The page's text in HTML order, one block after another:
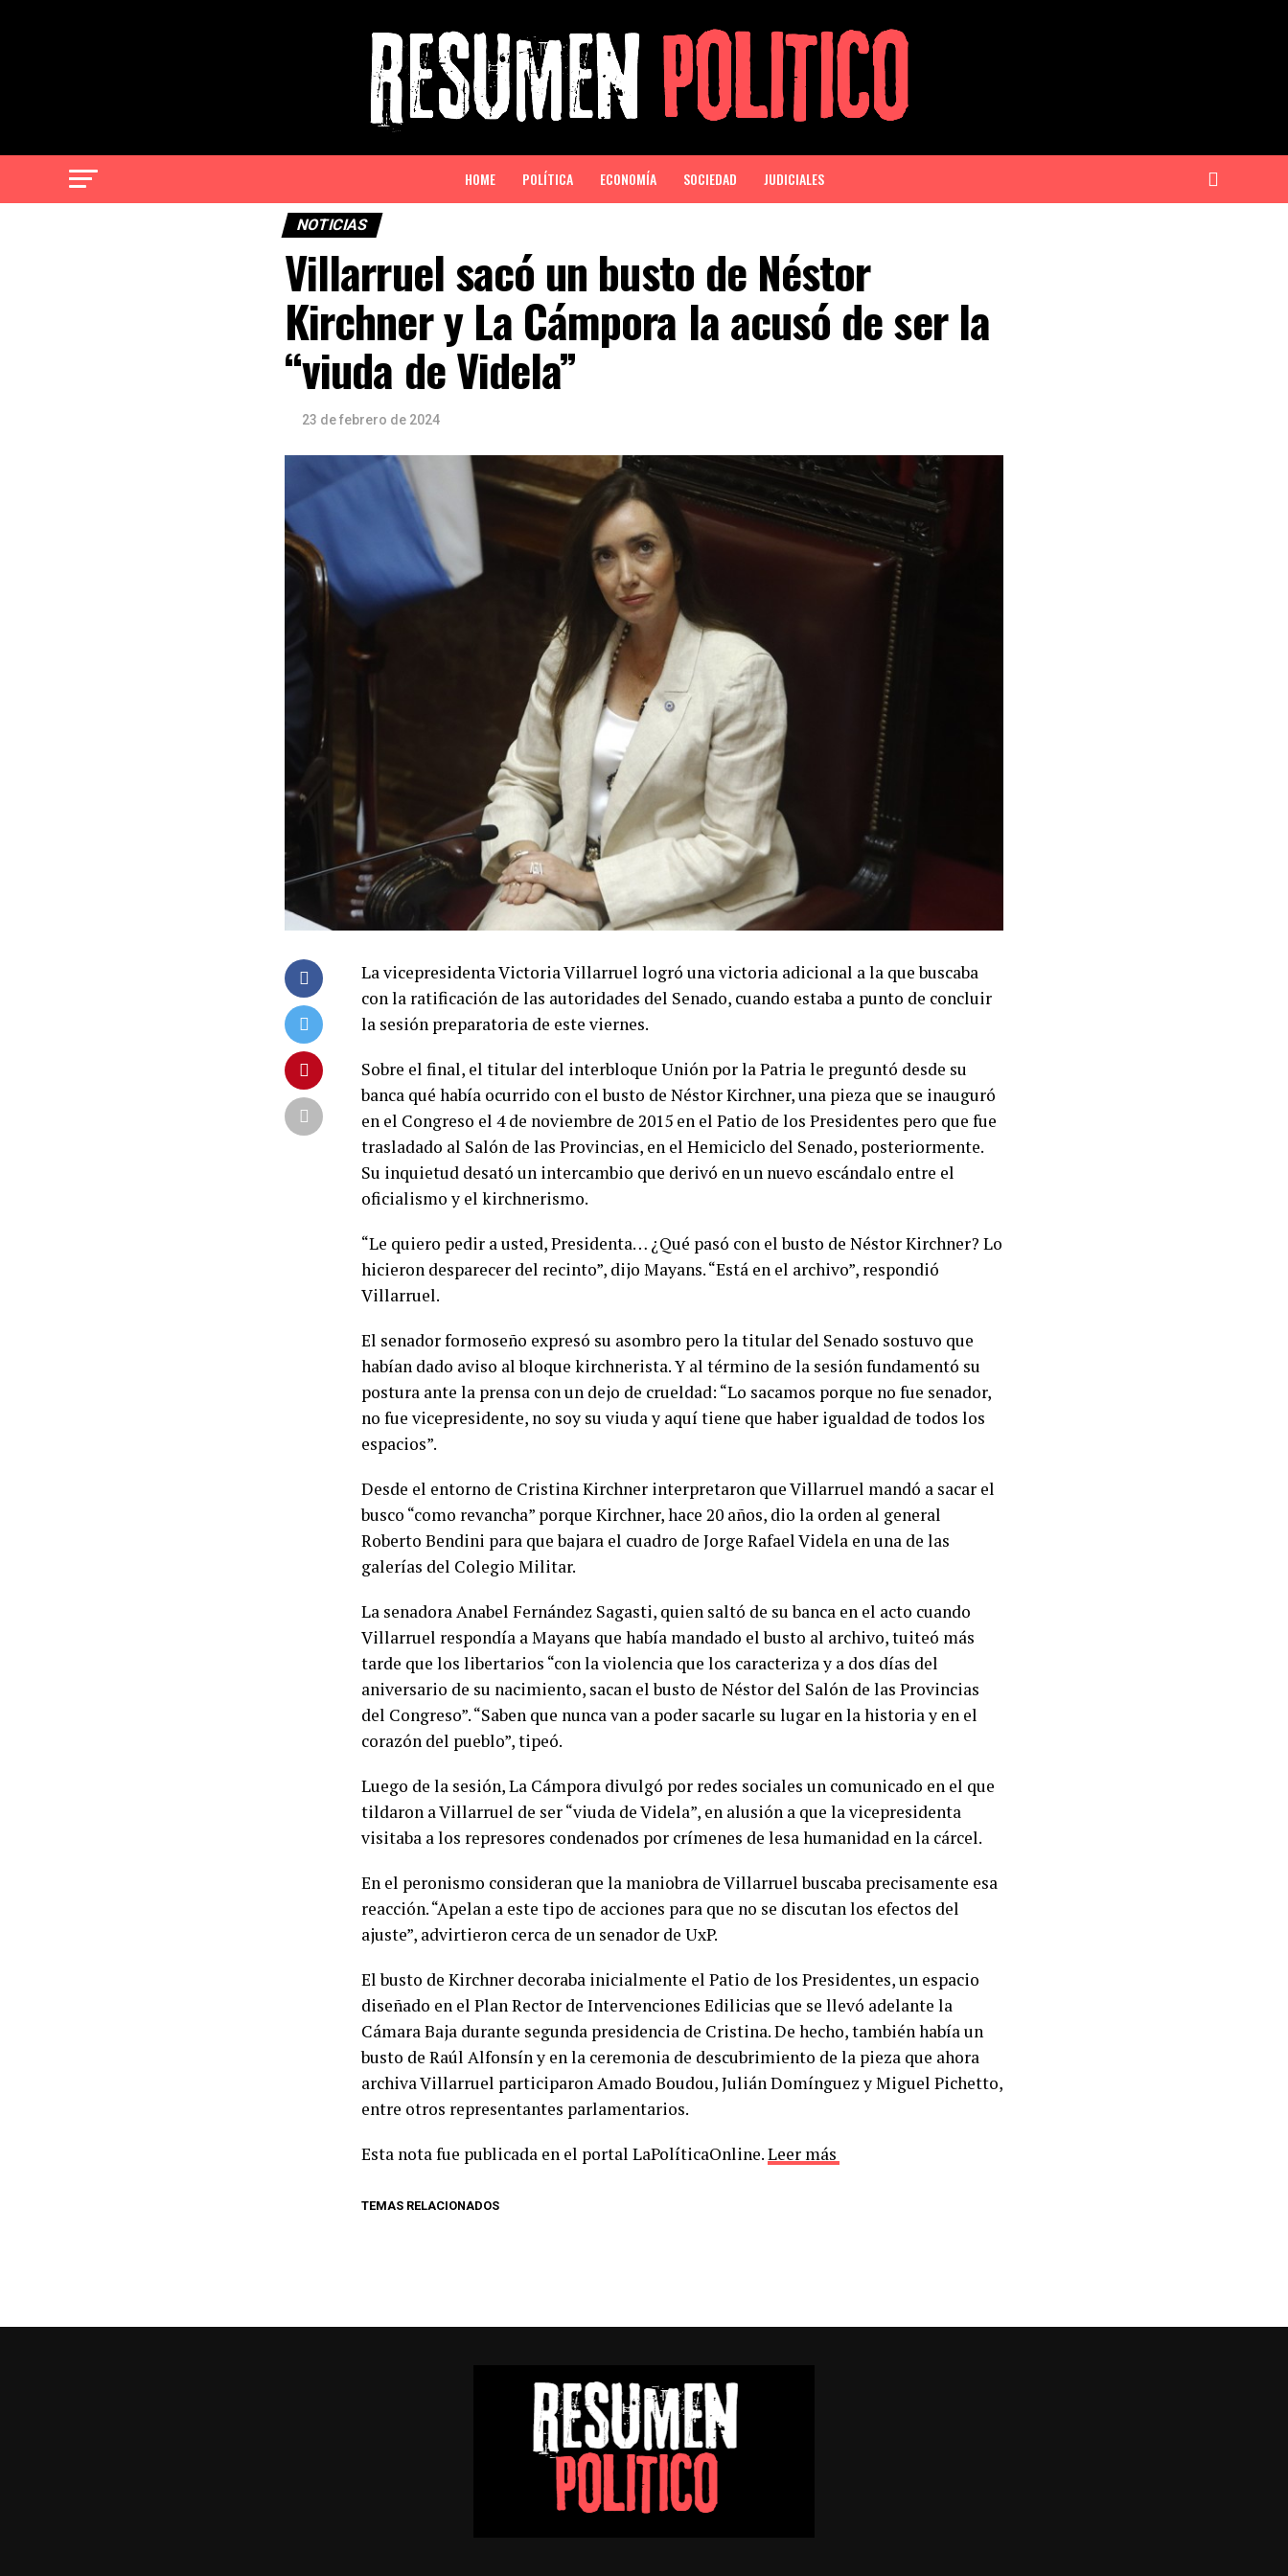
HOME POLÍTICA ECONOMÍA SOCIEDAD JUDICIALES
NOTICIAS
Villarruel sacó un busto de Néstor
Kirchner y La Cámpora la acusó de ser la
“viuda de Videla”
23 de febrero de 2024
La vicepresidenta Victoria Villarruel logró una victoria adicional a la que buscaba
con la ratificación de las autoridades del Senado, cuando estaba a punto de concluir
la sesión preparatoria de este viernes.
Sobre el final, el titular del interbloque Unión por la Patria le preguntó desde su
banca qué había ocurrido con el busto de Néstor Kirchner, una pieza que se inauguró
en el Congreso el 4 de noviembre de 2015 en el Patio de los Presidentes pero que fue
trasladado al Salón de las Provincias, en el Hemiciclo del Senado, posteriormente.
Su inquietud desató un intercambio que derivó en un nuevo escándalo entre el
oficialismo y el kirchnerismo.
“Le quiero pedir a usted, Presidenta… ¿Qué pasó con el busto de Néstor Kirchner? Lo
hicieron desparecer del recinto”, dijo Mayans. “Está en el archivo”, respondió
Villarruel.
El senador formoseño expresó su asombro pero la titular del Senado sostuvo que
habían dado aviso al bloque kirchnerista. Y al término de la sesión fundamentó su
postura ante la prensa con un dejo de crueldad: “Lo sacamos porque no fue senador,
no fue vicepresidente, no soy su viuda y aquí tiene que haber igualdad de todos los
espacios”.
Desde el entorno de Cristina Kirchner interpretaron que Villarruel mandó a sacar el
busco “como revancha” porque Kirchner, hace 20 años, dio la orden al general
Roberto Bendini para que bajara el cuadro de Jorge Rafael Videla en una de las
galerías del Colegio Militar.
La senadora Anabel Fernández Sagasti, quien saltó de su banca en el acto cuando
Villarruel respondía a Mayans que había mandado el busto al archivo, tuiteó más
tarde que los libertarios “con la violencia que los caracteriza y a dos días del
aniversario de su nacimiento, sacan el busto de Néstor del Salón de las Provincias
del Congreso”. “Saben que nunca van a poder sacarle su lugar en la historia y en el
corazón del pueblo”, tipeó.
Luego de la sesión, La Cámpora divulgó por redes sociales un comunicado en el que
tildaron a Villarruel de ser “viuda de Videla”, en alusión a que la vicepresidenta
visitaba a los represores condenados por crímenes de lesa humanidad en la cárcel.
En el peronismo consideran que la maniobra de Villarruel buscaba precisamente esa
reacción. “Apelan a este tipo de acciones para que no se discutan los efectos del
ajuste”, advirtieron cerca de un senador de UxP.
El busto de Kirchner decoraba inicialmente el Patio de los Presidentes, un espacio
diseñado en el Plan Rector de Intervenciones Edilicias que se llevó adelante la
Cámara Baja durante segunda presidencia de Cristina. De hecho, también había un
busto de Raúl Alfonsín y en la ceremonia de descubrimiento de la pieza que ahora
archiva Villarruel participaron Amado Boudou, Julián Domínguez y Miguel Pichetto,
entre otros representantes parlamentarios.
Esta nota fue publicada en el portal LaPolíticaOnline.Leer más
TEMAS RELACIONADOS